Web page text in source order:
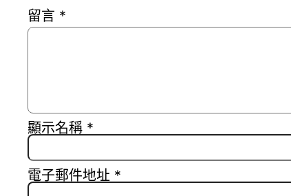
留言 *
顯示名稱 *
電子郵件地址 *